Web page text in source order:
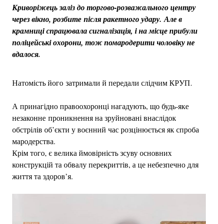
Криворіжець заліз до торгово-розважального центру
через вікно, розбите після ракетного удару. Але в
крамниці спрацювала сигналізація, і на місце прибули
поліцейські охорони, тож помародерити чоловіку не
вдалося.
Натомість його затримали й передали слідчим КРУП.
А принагідно правоохоронці нагадують, що будь-яке
незаконне проникнення на зруйновані внаслідок
обстрілів об’єкти у воєнний час розцінюється як спроба
мародерства.
Крім того, є велика ймовірність зсуву основних
конструкцій та обвалу перекриттів, а це небезпечно для
життя та здоров’я.